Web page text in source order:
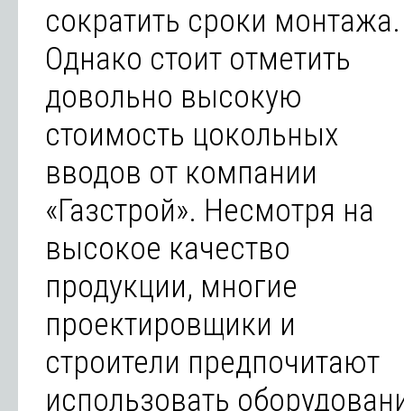
сократить сроки монтажа.
Однако стоит отметить
довольно высокую
стоимость цокольных
вводов от компании
«Газстрой». Несмотря на
высокое качество
продукции, многие
проектировщики и
строители предпочитают
использовать